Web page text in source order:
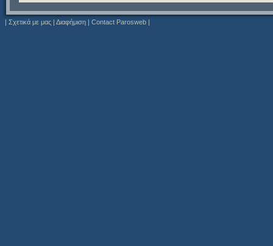
| Σχετικά με μας | Διαφήμιση | Contact Parosweb |